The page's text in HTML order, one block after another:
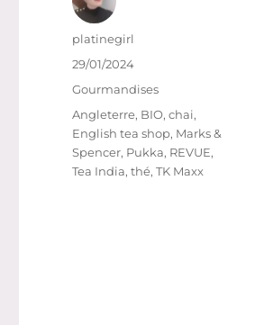
Auteur
platinegirl
Publié
29/01/2024
Catégories
Gourmandises
Étiquettes
Angleterre, BIO,chai,
English tea shop, Marks &
Spencer, Pukka, REVUE,
Tea India,thé,TK Maxx